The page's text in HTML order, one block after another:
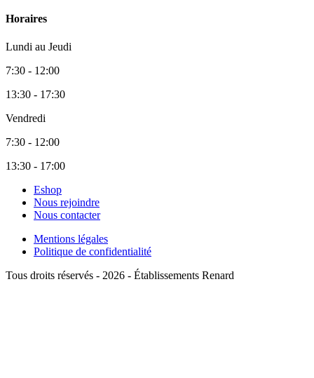
Horaires
Lundi au Jeudi
7:30 - 12:00
13:30 - 17:30
Vendredi
7:30 - 12:00
13:30 - 17:00
Eshop
Nous rejoindre
Nous contacter
Mentions légales
Politique de confidentialité
Tous droits réservés - 2026 - Établissements Renard